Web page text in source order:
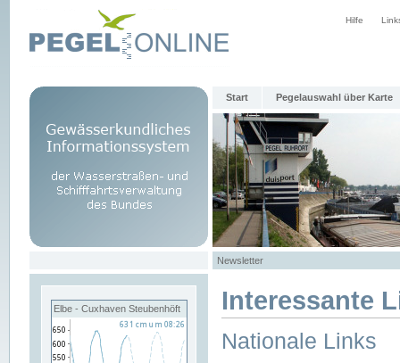
Hilfe
Start Pegelauswahl über Karte
Newsletter
Elbe - Cuxhaven Steubenhöft Interessante
Nationale Links